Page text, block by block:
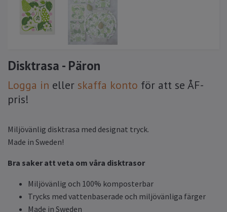
Disktrasa - Päron
Logga in eller skaffa konto för att se ÅF-
pris!
Miljövänlig disktrasa med designat tryck.
Made in Sweden!
Bra saker att veta om våra disktrasor
Miljövänlig och 100% komposterbar
Trycks med vattenbaserade och miljövänliga färger
Made in Sweden